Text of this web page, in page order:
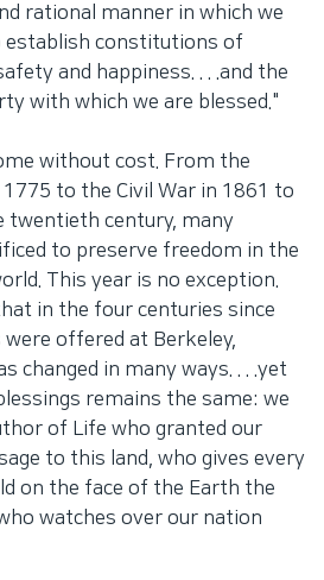
rational manner in which we
establish constitutions of
and happiness. . . .and the
with which we are blessed."
without cost. From the
to the Civil War in 1861 to
twentieth century, many
to preserve freedom in the
This year is no exception.
in the four centuries since
offered at Berkeley,
changed in many ways. . . .yet
remains the same: we
of Life who granted our
to this land, who gives every
on the face of the Earth the
watches over our nation